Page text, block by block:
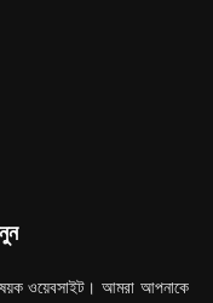
ওয়েবসাইট। আমরা আপনাকে